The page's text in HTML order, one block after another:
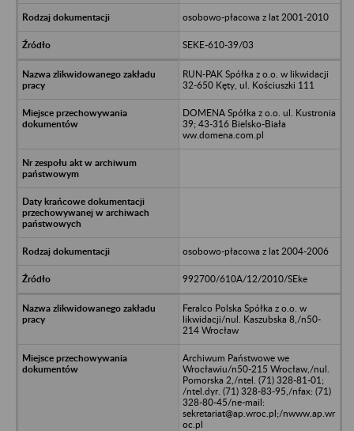
osobowo-płacowa z lat 2001-2010
SEKE-610-39/03
RUN-PAK Spółka z o.o. w likwidacji
32-650 Kęty, ul. Kościuszki 111
DOMENA Spółka z o.o. ul. Kustronia
39; 43-316 Bielsko-Biała
ww.domena.com.pl
osobowo-płacowa z lat 2004-2006
992700/610A/12/2010/SEke
Feralco Polska Spółka z o.o. w
likwidacji/nul. Kaszubska 8,/n50-
214 Wrocław
Archiwum Państwowe we
Wrocławiu/n50-215 Wrocław,/nul.
Pomorska 2,/ntel. (71) 328-81-01;
/ntel.dyr. (71) 328-83-95,/nfax: (71)
328-80-45/ne-mail:
sekretariat@ap.wroc.pl;/nwww.ap.wr
oc.pl